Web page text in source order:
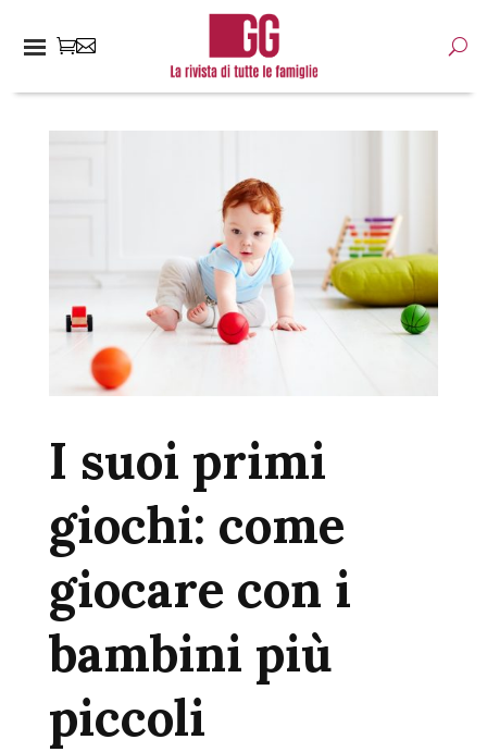
I suoi primi
giochi: come
giocare con i
bambini più
piccoli